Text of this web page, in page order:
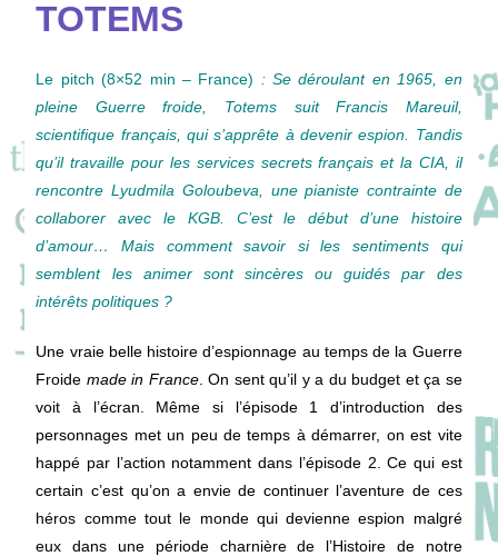
TOTEMS
Le pitch (8×52 min – France) : Se déroulant en 1965, en
pleine Guerre froide, Totems suit Francis Mareuil,
scientifique français, qui s’apprête à devenir espion. Tandis
qu’il travaille pour les services secrets français et la CIA, il
rencontre Lyudmila Goloubeva, une pianiste contrainte de
collaborer avec le KGB. C’est le début d’une histoire
d’amour… Mais comment savoir si les sentiments qui
semblent les animer sont sincères ou guidés par des
intérêts politiques ?
Une vraie belle histoire d’espionnage au temps de la Guerre
Froide made in France. On sent qu’il y a du budget et ça se
voit à l’écran. Même si l’épisode 1 d’introduction des
personnages met un peu de temps à démarrer, on est vite
happé par l’action notamment dans l’épisode 2. Ce qui est
certain c’est qu’on a envie de continuer l’aventure de ces
héros comme tout le monde qui devienne espion malgré
eux dans une période charnière de l’Histoire de notre